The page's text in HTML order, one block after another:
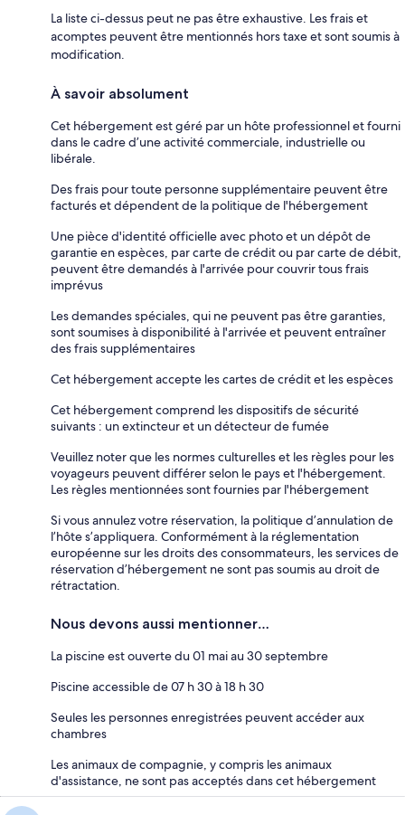
La liste ci-dessus peut ne pas être exhaustive. Les frais et
acomptes peuvent être mentionnés hors taxe et sont soumis à
modification.
À savoir absolument
Cet hébergement est géré par un hôte professionnel et fourni
dans le cadre d’une activité commerciale, industrielle ou
libérale.
Des frais pour toute personne supplémentaire peuvent être
facturés et dépendent de la politique de l'hébergement
Une pièce d'identité officielle avec photo et un dépôt de
garantie en espèces, par carte de crédit ou par carte de débit,
peuvent être demandés à l'arrivée pour couvrir tous frais
imprévus
Les demandes spéciales, qui ne peuvent pas être garanties,
sont soumises à disponibilité à l'arrivée et peuvent entraîner
des frais supplémentaires
Cet hébergement accepte les cartes de crédit et les espèces
Cet hébergement comprend les dispositifs de sécurité
suivants : un extincteur et un détecteur de fumée
Veuillez noter que les normes culturelles et les règles pour les
voyageurs peuvent différer selon le pays et l'hébergement.
Les règles mentionnées sont fournies par l'hébergement
Si vous annulez votre réservation, la politique d’annulation de
l’hôte s’appliquera. Conformément à la réglementation
européenne sur les droits des consommateurs, les services de
réservation d’hébergement ne sont pas soumis au droit de
rétractation.
Nous devons aussi mentionner…
La piscine est ouverte du 01 mai au 30 septembre
Piscine accessible de 07 h 30 à 18 h 30
Seules les personnes enregistrées peuvent accéder aux
chambres
Les animaux de compagnie, y compris les animaux
d'assistance, ne sont pas acceptés dans cet hébergement